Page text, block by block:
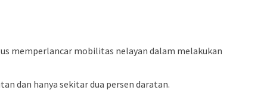
memperlancar mobilitas nelayan dalam melakukan
dan hanya sekitar dua persen daratan.